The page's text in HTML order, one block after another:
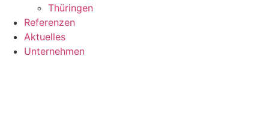
Thüringen
Referenzen
Aktuelles
Unternehmen